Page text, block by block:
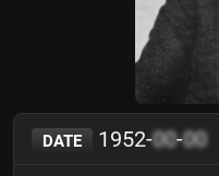
DATE 1952-00-00